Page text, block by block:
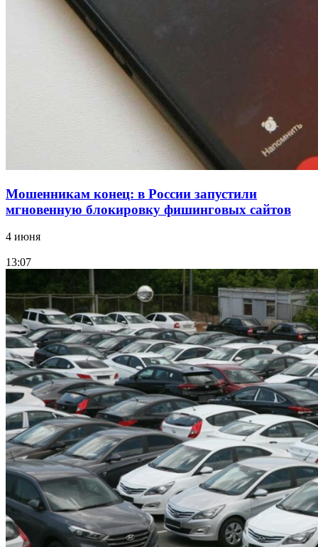
Волгоградские компании нарастили экспорт:
заключены контракты на 3,6 млн долларов
Мошенникам конец: в России запустили
мгновенную блокировку фишинговых сайтов
4 июня
13:07